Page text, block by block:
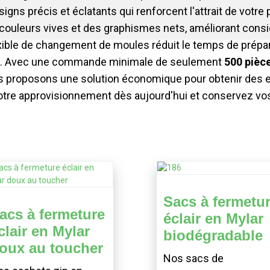
précis et éclatants qui renforcent l'attrait de votre
vives et des graphismes nets, améliorant
de changement de moules réduit le temps de
une commande minimale de seulement 500
proposons une solution économique pour obtenir des
approvisionnement dès aujourd'hui et conservez
à fermeture
en Mylar
au toucher
Sacs à
éclair en Mylar
biodégradable
Nos sacs de